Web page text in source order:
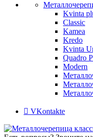
Kvinta
Classic
Kamea
Kredo
Kvinta
Quadro
Modern
VKontakte